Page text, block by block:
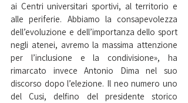
ai Centri universitari sportivi, al territorio e
alle periferie. Abbiamo la consapevolezza
dell’evoluzione e dell’importanza dello sport
negli atenei, avremo la massima attenzione
per l’inclusione e la condivisione», ha
rimarcato invece Antonio Dima nel suo
discorso dopo l’elezione. Il neo numero uno
del Cusi, delfino del presidente storico